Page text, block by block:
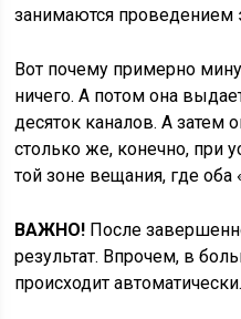
занимаются проведением
Вот почему примерно
ничего. А потом она
десяток каналов. А
столько же, конечно, при
той зоне вещания, где оба
ВАЖНО! После
результат. Впрочем, в
происходит автоматически.